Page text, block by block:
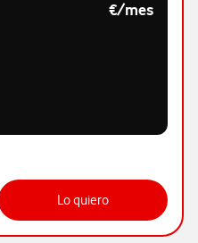
€/mes
50GBLo quierosobre móvil